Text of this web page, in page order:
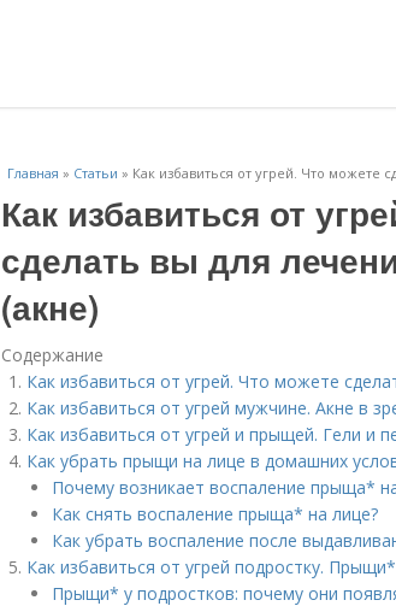
Главная » Статьи » Как избавиться от угрей. Что можете
Как избавиться от
сделать вы для
(акне)
Содержание
Как избавиться от угрей. Что можете
Как избавиться от угрей мужчине. Акне в
Как избавиться от угрей и прыщей. Гели и
Как убрать прыщи на лице в домашних
Почему возникает воспаление прыща*
Как снять воспаление прыща* на лице?
Как убрать воспаление после
Как избавиться от угрей подростку.
Прыщи* у подростков: почему они